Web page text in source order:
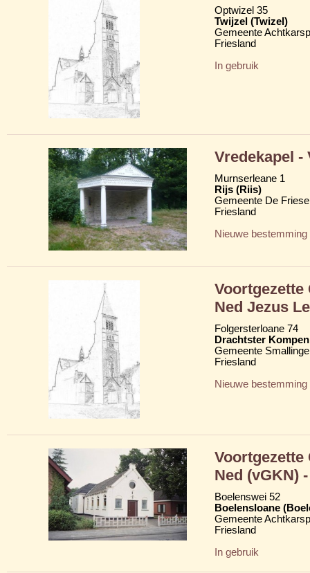
Optwizel 35
Twijzel (Twizel)
Gemeente
Friesland
In gebruik
Vredekapel -
Murnserleane 1
Rijs (Riis)
Gemeente De
Friesland
Nieuwe bestemming
Ned Jezus
Folgersterloane 74
Drachtster
Gemeente
Friesland
Nieuwe bestemming
Ned (vGKN)
Boelenswei 52
Boelensloane
Gemeente
Friesland
In gebruik